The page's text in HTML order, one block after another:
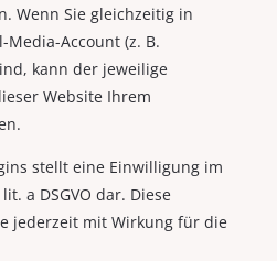
Wenn Sie gleichzeitig in
Account (z. B.
kann der jeweilige
Website Ihrem
stellt eine Einwilligung im
a DSGVO dar. Diese
jederzeit mit Wirkung für die